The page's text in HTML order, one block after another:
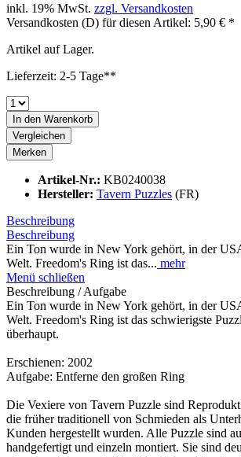
inkl. 19% MwSt. zzgl. Versandkosten
Versandkosten (D) für diesen Artikel: 5,90 € *
Artikel auf Lager.
Lieferzeit: 2-5 Tage**
In den Warenkorb
Vergleichen
Merken
Artikel-Nr.: KB0240038
Hersteller: Tavern Puzzles (FR)
Beschreibung
Beschreibung
Ein Ton wurde in New York gehört, in der
Welt. Freedom's Ring ist das... mehr
Menü schließen
Beschreibung / Aufgabe
Ein Ton wurde in New York gehört, in der
Welt. Freedom's Ring ist das schwierigste
überhaupt.
Erschienen: 2002
Aufgabe: Entferne den großen Ring
Die Vexiere von Tavern Puzzle sind
die früher traditionell von Schmieden als
Kunden hergestellt wurden. Alle Puzzle sind
handgefertigt und einzeln montiert. Sie sind